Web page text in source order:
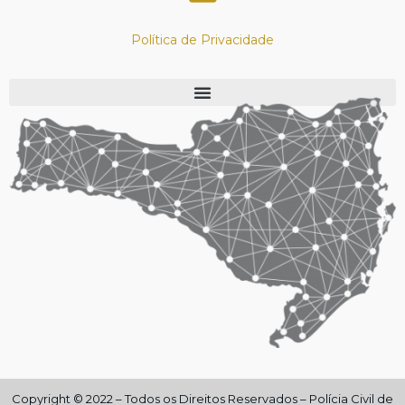
Política de Privacidade
Copyright © 2022 – Todos os Direitos Reservados – Polícia Civil de